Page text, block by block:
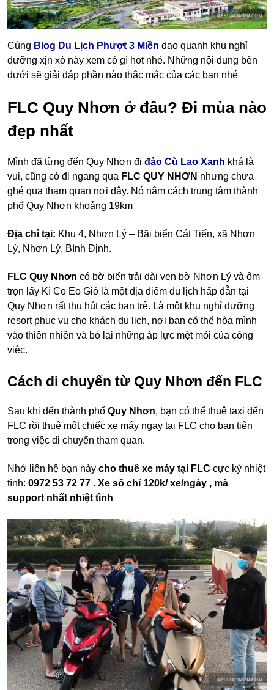
Cùng Blog Du Lịch Phượt 3 Miền dạo quanh khu nghỉ
dưỡng xịn xò này xem có gì hot nhé. Những nội dung bên
dưới sẽ giải đáp phần nào thắc mắc của các bạn nhé
FLC Quy Nhơn ở đâu? Đi mùa nào
đẹp nhất
Mình đã từng đến Quy Nhơn đi đảo Cù Lao Xanh khá là
vui, cũng có đi ngang qua FLC QUY NHƠN nhưng chưa
ghé qua tham quan nơi đây. Nó nằm cách trung tâm thành
phố Quy Nhơn khoảng 19km
Địa chỉ tại: Khu 4, Nhơn Lý – Bãi biển Cát Tiến, xã Nhơn
Lý, Nhơn Lý, Bình Định.
FLC Quy Nhơn có bờ biển trải dài ven bờ Nhơn Lý và ôm
trọn lấy Kì Co Eo Gió là một địa điểm du lịch hấp dẫn tại
Quy Nhơn rất thu hút các bạn trẻ. Là một khu nghỉ dưỡng
resort phục vụ cho khách du lịch, nơi bạn có thể hòa mình
vào thiên nhiên và bỏ lại những áp lực mệt mỏi của công
việc.
Cách di chuyển từ Quy Nhơn đến FLC
Sau khi đến thành phố Quy Nhơn, bạn có thể thuê taxi đến
FLC rồi thuê một chiếc xe máy ngay tại FLC cho bạn tiện
trong việc di chuyển tham quan.
Nhớ liên hệ bạn này cho thuê xe máy tại FLC cực kỳ nhiệt
tình: 0972 53 72 77 . Xe số chỉ 120k/ xe/ngày , mà
support nhất nhiệt tình